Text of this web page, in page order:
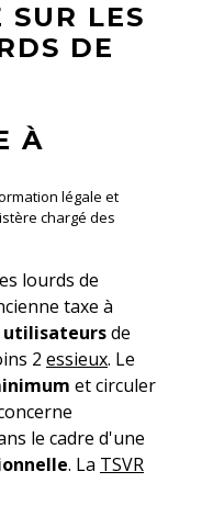
SUR LES
DE
À
légale et
chargé des
lourds de
taxe à
utilisateursde
2 essieux. Le
et circuler
le cadre d'une
. La TSVR